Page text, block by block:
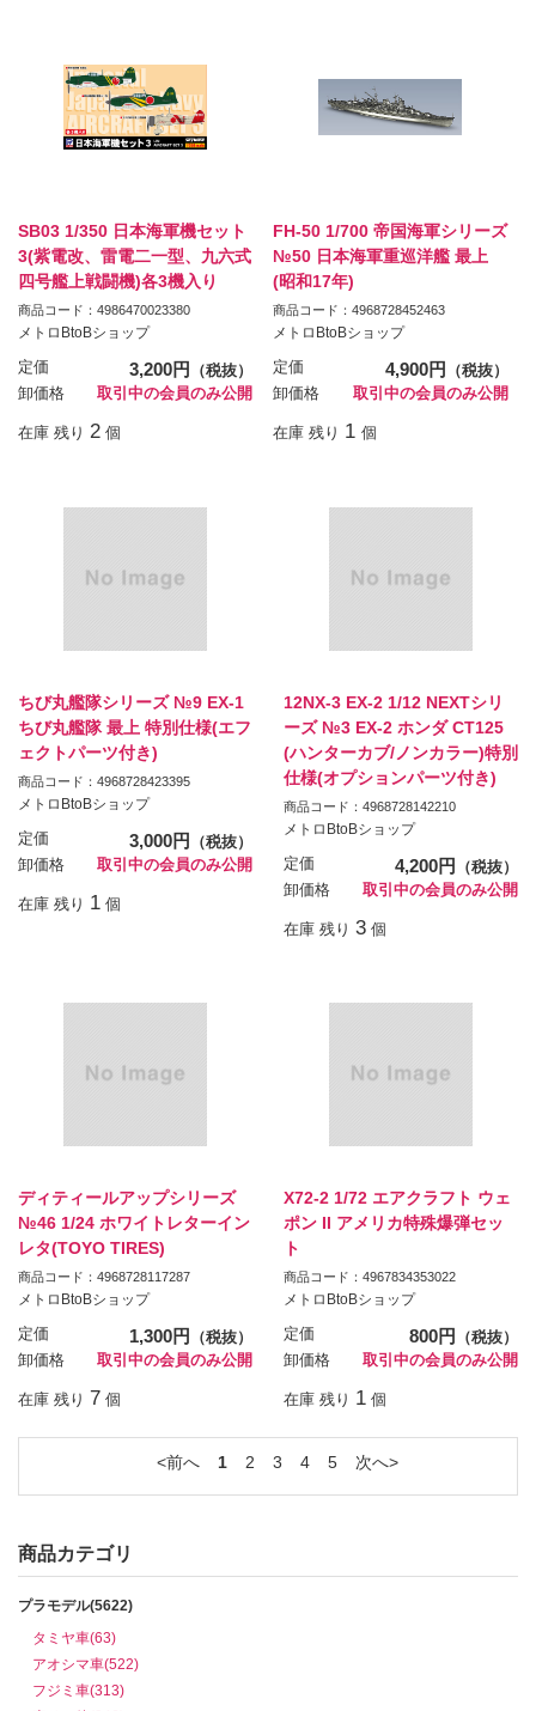
SB03 1/350 日本海軍機セット
3(紫電改、雷電二一型、九六式
四号艦上戦闘機)各3機入り
商品コード：4986470023380
メトロBtoBショップ
定価 3,200円
（税抜）
卸価格
取引中の会員のみ公開
在庫 残り 2 個
FH-50 1/700 帝国海軍シリーズ
№50 日本海軍重巡洋艦 最上
(昭和17年)
商品コード：4968728452463
メトロBtoBショップ
定価 4,900円
（税抜）
卸価格
取引中の会員のみ公開
在庫 残り 1 個
ちび丸艦隊シリーズ №9 EX-1
ちび丸艦隊 最上 特別仕様(エフ
ェクトパーツ付き)
商品コード：4968728423395
メトロBtoBショップ
定価 3,000円
（税抜）
卸価格
取引中の会員のみ公開
在庫 残り 1 個
12NX-3 EX-2 1/12 NEXTシリ
ーズ №3 EX-2 ホンダ CT125
(ハンターカブ/ノンカラー)特別
仕様(オプションパーツ付き)
商品コード：4968728142210
メトロBtoBショップ
定価 4,200円
（税抜）
卸価格
取引中の会員のみ公開
在庫 残り 3 個
ディティールアップシリーズ
№46 1/24 ホワイトレターイン
レタ(TOYO TIRES)
商品コード：4968728117287
メトロBtoBショップ
定価 1,300円
（税抜）
卸価格
取引中の会員のみ公開
在庫 残り 7 個
X72-2 1/72 エアクラフト ウェ
ポン II アメリカ特殊爆弾セッ
ト
商品コード：4967834353022
メトロBtoBショップ
定価 800円
（税抜）
卸価格
取引中の会員のみ公開
在庫 残り 1 個
前へ 1 2 3 4 5 次へ
商品カテゴリ
プラモデル(5622)
タミヤ車(63)
アオシマ車(522)
フジミ車(313)